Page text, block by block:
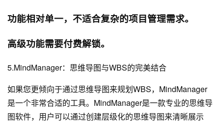
功能相对单一，不适合复杂的项目管理需求。
高级功能需要付费解锁。
5.MindManager：思维导图与WBS的完美结合
如果您更倾向于通过思维导图来规划WBS，MindManager
是一个非常合适的工具。MindManager是一款专业的思维导
图软件，用户可以通过创建层级化的思维导图来清晰展示